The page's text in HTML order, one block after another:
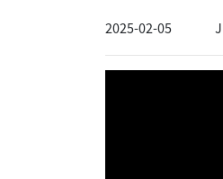
2025-02-05